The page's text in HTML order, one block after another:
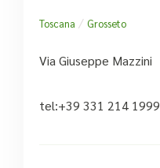
Toscana / Grosseto
Via Giuseppe Mazzini
tel:+39 331 214 1999